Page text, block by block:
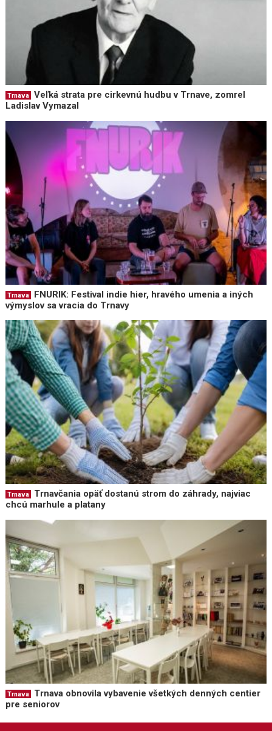
Trnava
Veľká strata pre cirkevnú hudbu v Trnave, zomrel
Ladislav Vymazal
Trnava
FNURIK: Festival indie hier, hravého umenia a iných
výmyslov sa vracia do Trnavy
Trnava
Trnavčania opäť dostanú strom do záhrady, najviac
chcú marhule a platany
Trnava
Trnava obnovila vybavenie všetkých denných centier
pre seniorov